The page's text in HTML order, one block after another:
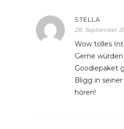
STELLA
28. September
Wow tolles
Gerne
Goodiepaket
Bligg in
hören!